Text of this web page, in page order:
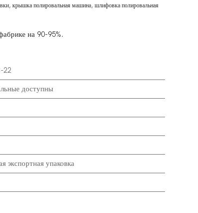
крышка полировальная машина, шлифовка полировальная
на 90-95%.
22
доступны
экспортная упаковка